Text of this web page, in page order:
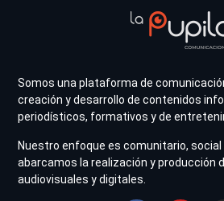
Somos una plataforma de
creación y desarrollo de contenidos
periodísticos, formativos y de
Nuestro enfoque es comunitario,
abarcamos la realización y producción
audiovisuales y digitales.